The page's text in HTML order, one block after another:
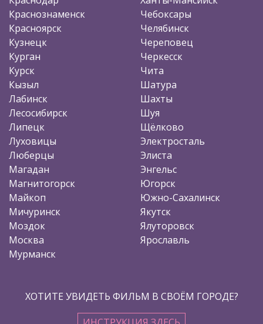
Краснознаменск
Красноярск
Кузнецк
Курган
Курск
Кызыл
Лабинск
Лесосибирск
Липецк
Луховицы
Люберцы
Магадан
Магнитогорск
Майкоп
Мичуринск
Моздок
Москва
Мурманск
Чебоксары
Челябинск
Череповец
Черкесск
Чита
Шатура
Шахты
Шуя
Щёлково
Электросталь
Элиста
Энгельс
Югорск
Южно-Сахалинск
Якутск
Ялуторовск
Ярославль
ХОТИТЕ УВИДЕТЬ ФИЛЬМ В СВОЁМ ГОРОДЕ?